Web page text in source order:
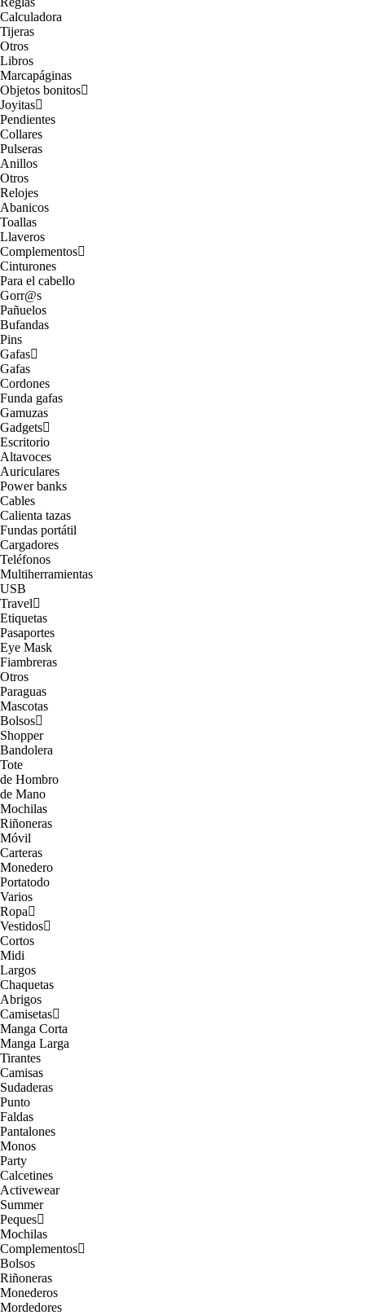
Calculadora
Tijeras
Otros
Libros
Marcapáginas
Objetos bonitos
Joyitas
Pendientes
Collares
Pulseras
Anillos
Otros
Relojes
Abanicos
Toallas
Llaveros
Complementos
Cinturones
Para el cabello
Gorr@s
Pañuelos
Bufandas
Pins
Gafas
Gafas
Cordones
Funda gafas
Gamuzas
Gadgets
Escritorio
Altavoces
Auriculares
Power banks
Cables
Calienta tazas
Fundas portátil
Cargadores
Teléfonos
Multiherramientas
USB
Travel
Etiquetas
Pasaportes
Eye Mask
Fiambreras
Otros
Paraguas
Mascotas
Bolsos
Shopper
Bandolera
Tote
de Hombro
de Mano
Mochilas
Riñoneras
Móvil
Carteras
Monedero
Portatodo
Varios
Ropa
Vestidos
Cortos
Midi
Largos
Chaquetas
Abrigos
Camisetas
Manga Corta
Manga Larga
Tirantes
Camisas
Sudaderas
Punto
Faldas
Pantalones
Monos
Party
Calcetines
Activewear
Summer
Peques
Mochilas
Complementos
Bolsos
Riñoneras
Monederos
Mordedores